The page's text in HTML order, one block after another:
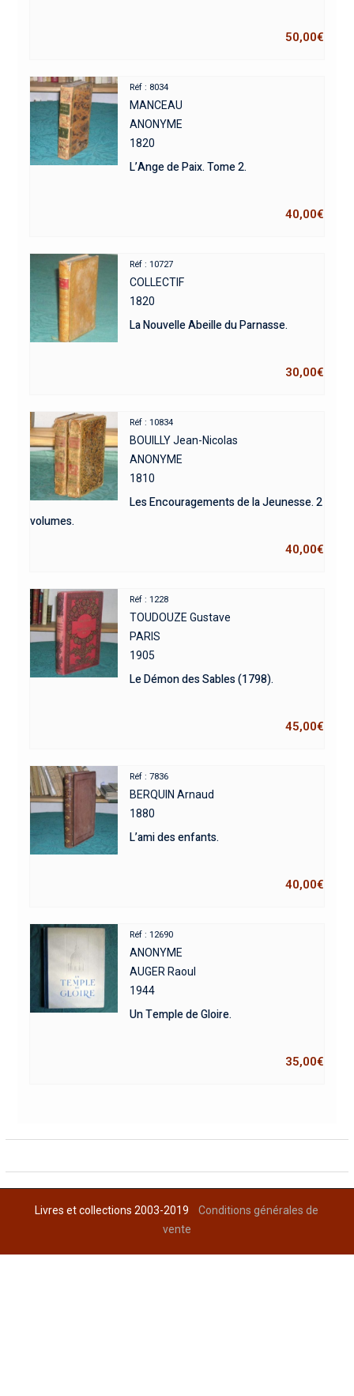
50,00€
Réf : 8034
MANCEAU
ANONYME
1820
L’Ange de Paix. Tome 2.
40,00€
Réf : 10727
COLLECTIF
1820
La Nouvelle Abeille du Parnasse.
30,00€
Réf : 10834
BOUILLY Jean-Nicolas
ANONYME
1810
Les Encouragements de la Jeunesse. 2
volumes.
40,00€
Réf : 1228
TOUDOUZE Gustave
PARIS
1905
Le Démon des Sables (1798).
45,00€
Réf : 7836
BERQUIN Arnaud
1880
L’ami des enfants.
40,00€
Réf : 12690
ANONYME
AUGER Raoul
1944
Un Temple de Gloire.
35,00€
Livres et collections 2003-2019Conditions générales de
vente